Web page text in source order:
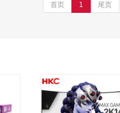
首页 1 尾页